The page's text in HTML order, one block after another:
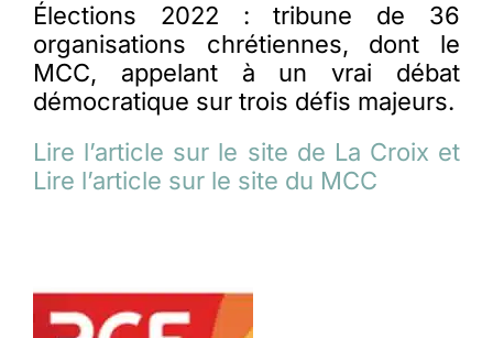
Élections 2022 : tribune de 36
organisations chrétiennes, dont le
MCC, appelant à un vrai débat
démocratique sur trois défis majeurs.
Lire l’article sur le site de La Croix et
Lire l’article sur le site du MCC